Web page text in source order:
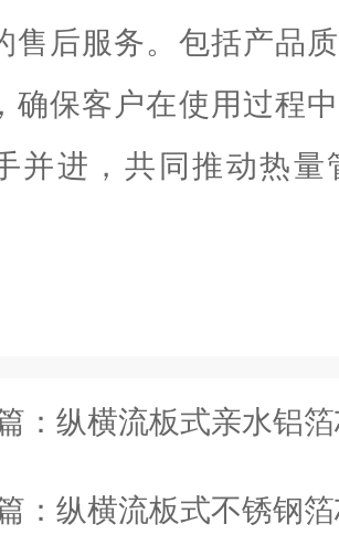
售后服务。包括产品
确保客户在使用过程
并进，共同推动热
： 纵横流板式亲水铝
： 纵横流板式不锈钢箔